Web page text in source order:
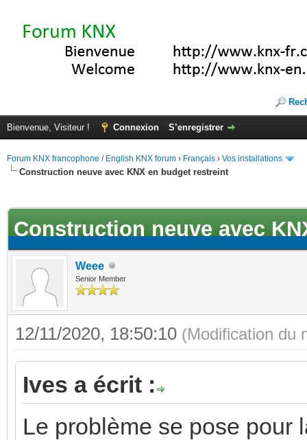
Bienvenue, Visiteur ! Connexion S’enregistrer
Forum KNX francophone / English KNX forum › Français › Vos installations
Construction neuve avec KNX en budget restreint
Construction neuve avec
Weee
Senior Member
12/11/2020, 18:50:10 (Modification du
Ives a écrit :
Le problème se pose pour